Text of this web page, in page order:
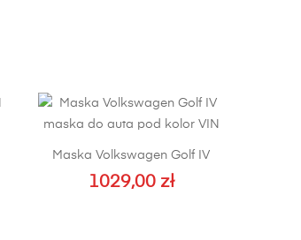
Maska Volkswagen Golf IV
1029,00 zł